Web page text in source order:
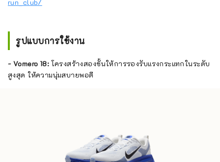
run_club/
รูปแบบการใช้งาน
- Vomero 18: โครงสร้างสองชั้นให้การรองรับแรงกระแทกในระดับ
สูงสุด ให้ความนุ่มสบายพอดี